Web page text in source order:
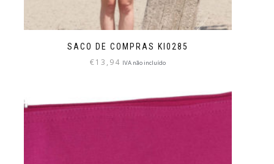
SACO DE COMPRAS KI0285
€13,94 IVA não incluído